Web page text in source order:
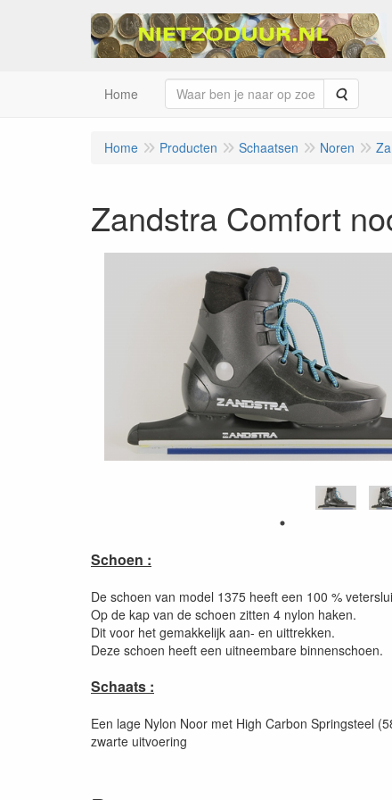
Home Zoeken
Home Producten Schaatsen Noren
Zandstra Comfort
Schoen :
De schoen van model 1375 heeft een 100 %
Op de kap van de schoen zitten 4 nylon haken.
Dit voor het gemakkelijk aan- en uittrekken.
Deze schoen heeft een uitneembare binnenschoen.
Schaats :
Een lage Nylon Noor met High Carbon Springsteel
zwarte uitvoering